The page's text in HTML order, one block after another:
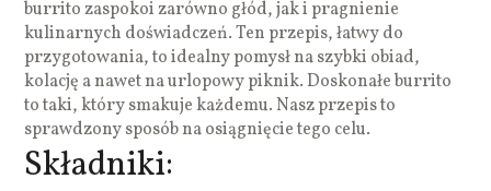
burrito zaspokoi zarówno głód, jak i pragnienie
kulinarnych doświadczeń. Ten przepis, łatwy do
przygotowania, to idealny pomysł na szybki obiad,
kolację a nawet na urlopowy piknik. Doskonałe burrito
to taki, który smakuje każdemu. Nasz przepis to
sprawdzony sposób na osiągnięcie tego celu.
Składniki: